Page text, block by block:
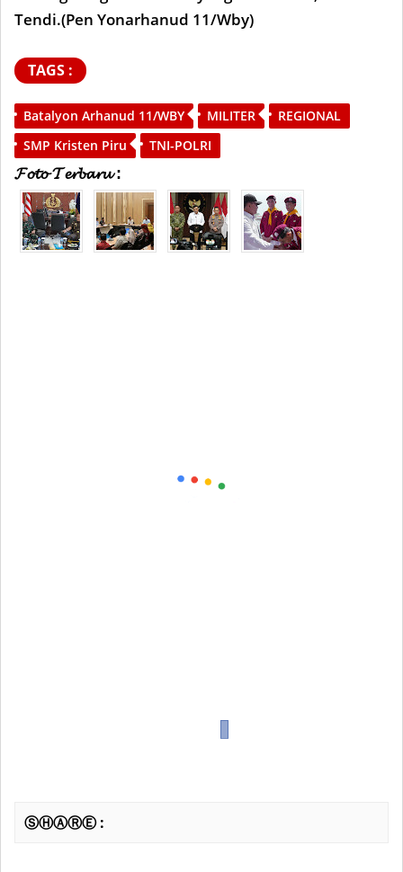
Tendi.(Pen Yonarhanud 11/Wby)
TAGS :
Batalyon Arhanud 11/WBY MILITER
REGIONAL
SMP Kristen Piru
TNI-POLRI
𝓕𝓸𝓽𝓸 𝓣𝓮𝓻𝓫𝓪𝓻𝓾 :
ⓈⒽⒶⓇⒺ :